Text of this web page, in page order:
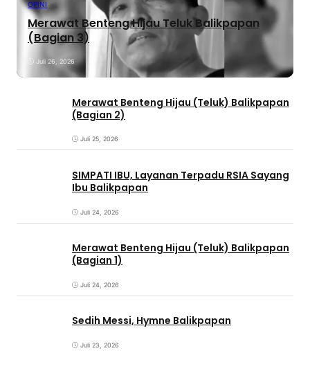
OPINI
Merawat Benteng Hijau Teluk Balikpapan
(Bagian 3)
Juli 26, 2026
Merawat Benteng Hijau (Teluk) Balikpapan
(Bagian 2)
Juli 25, 2026
SIMPATI IBU, Layanan Terpadu RSIA Sayang
Ibu Balikpapan
Juli 24, 2026
Merawat Benteng Hijau (Teluk) Balikpapan
(Bagian 1)
Juli 24, 2026
Sedih Messi, Hymne Balikpapan
Juli 23, 2026